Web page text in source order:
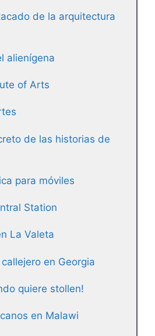
de la arquitectura
alienígena
of Arts
de las historias de
para móviles
Station
La Valeta
en Georgia
quiere stollen!
en Malawi